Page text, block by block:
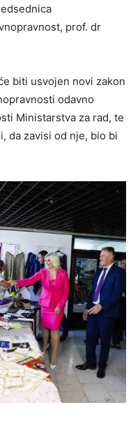
prof. dr
biti usvojen novi zakon
odavno
Ministarstva za rad, te
da zavisi od nje, bio bi